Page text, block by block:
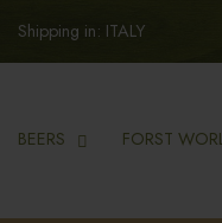
Shipping in: ITALY
BEERS FORST